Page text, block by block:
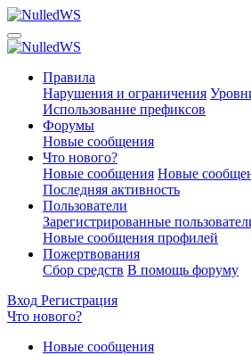
Правила
Нарушения и ограничения
Использование префиксов
Форумы
Новые сообщения
Что нового?
Новые сообщения Новые
Последняя активность
Пользователи
Зарегистрированные
Новые сообщения профилей
Пожертвования
Сбор средств В помощь форуму
Вход Регистрация
Что нового?
Новые сообщения